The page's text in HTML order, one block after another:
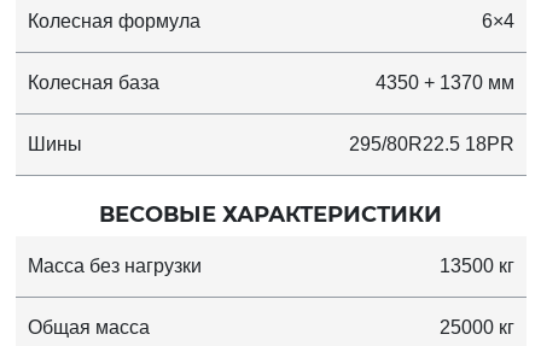
Колесная формула 6×4
Колесная база 4350 + 1370 мм
Шины 295/80R22.5 18PR
ВЕСОВЫЕ ХАРАКТЕРИСТИКИ
Масса без нагрузки 13500 кг
Общая масса 25000 кг